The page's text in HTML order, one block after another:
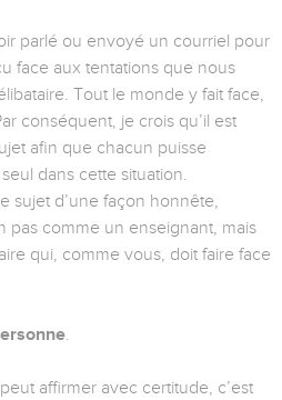
parlé ou envoyé un courriel pour
face aux tentations que nous
Tout le monde y fait face,
conséquent, je crois qu’il est
afin que chacun puisse
dans cette situation.
sujet d’une façon honnête,
pas comme un enseignant, mais
qui, comme vous, doit faire face
.
affirmer avec certitude, c’est